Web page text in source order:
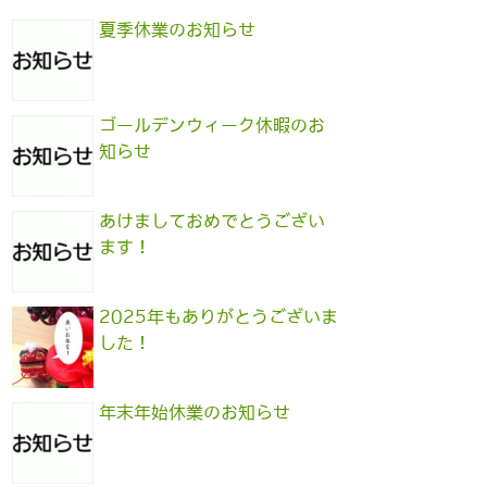
夏季休業のお知らせ
ゴールデンウィーク休暇のお
知らせ
あけましておめでとうござい
ます！
2025年もありがとうございま
した！
年末年始休業のお知らせ